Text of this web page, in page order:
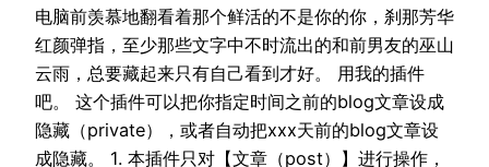
电脑前羡慕地翻看着那个鲜活的不是你的你，刹那芳华
红颜弹指，至少那些文字中不时流出的和前男友的巫山
云雨，总要藏起来只有自己看到才好。 用我的插件
吧。 这个插件可以把你指定时间之前的blog文章设成
隐藏（private），或者自动把xxx天前的blog文章设
成隐藏。 1. 本插件只对【文章（post）】进行操作，